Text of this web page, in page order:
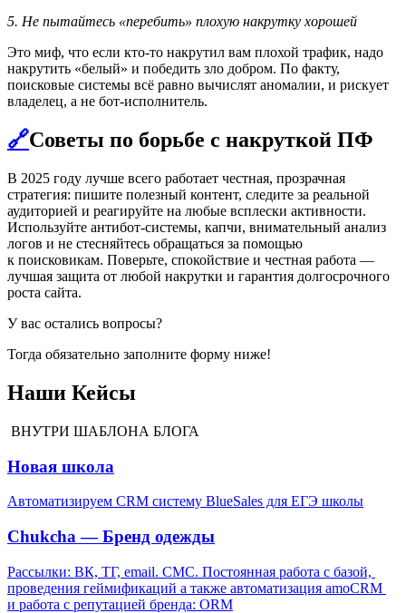
5. Не пытайтесь «перебить» плохую накрутку хорошей
Это миф, что если кто-то накрутил вам плохой трафик, надо
накрутить «белый» и победить зло добром. По факту,
поисковые системы всё равно вычислят аномалии, и рискует
владелец, а не бот-исполнитель.
🔗Cоветы по борьбе с накруткой ПФ
В 2025 году лучше всего работает честная, прозрачная
стратегия: пишите полезный контент, следите за реальной
аудиторией и реагируйте на любые всплески активности.
Используйте антибот-системы, капчи, внимательный анализ
логов и не стесняйтесь обращаться за помощью
к поисковикам. Поверьте, спокойствие и честная работа —
лучшая защита от любой накрутки и гарантия долгосрочного
роста сайта.
У вас остались вопросы?
Тогда обязательно заполните форму ниже!
Наши Кейсы
ВНУТРИ ШАБЛОНА БЛОГА
Новая школа
Автоматизируем CRM систему BlueSales для ЕГЭ школы
Chukcha — Бренд одежды
Рассылки: ВК, ТГ, email. СМС. Постоянная работа с базой,
проведения геймификаций а также автоматизация amoCRM
и работа с репутацией бренда: ORM